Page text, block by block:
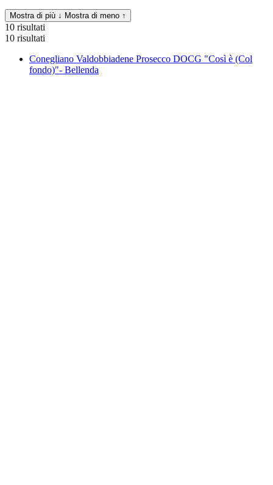
Mostra di più ↓ Mostra di meno ↑
10 risultati
10 risultati
Conegliano Valdobbiadene Prosecco DOCG "Così è (Col
fondo)"- Bellenda